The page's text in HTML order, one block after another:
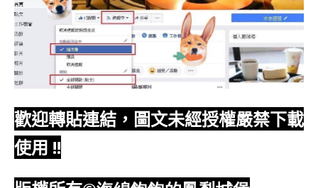
歡迎轉貼連結，圖文未經授權嚴禁下載
使用 !!